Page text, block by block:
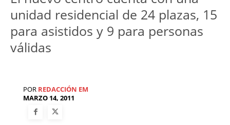
unidad residencial de 24 plazas, 15
para asistidos y 9 para personas
válidas
POR REDACCIÓN EM
MARZO 14, 2011